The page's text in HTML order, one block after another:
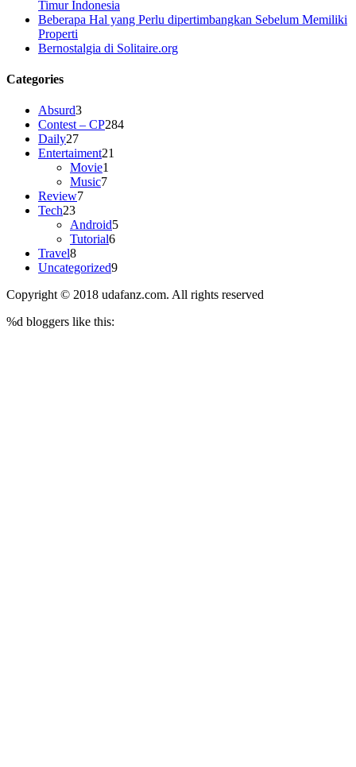
Timur Indonesia
Beberapa Hal yang Perlu dipertimbangkan Sebelum Memiliki
Properti
Bernostalgia di Solitaire.org
Categories
Absurd3
Contest – CP284
Daily27
Entertaiment21
Movie1
Music7
Review7
Tech23
Android5
Tutorial6
Travel8
Uncategorized9
Copyright © 2018 udafanz.com. All rights reserved
%d bloggers like this: